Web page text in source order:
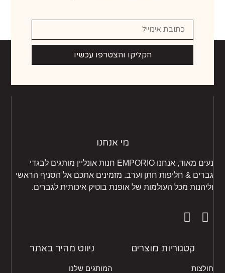
הקליקו והצטרפו עכשיו
מי אנחנו
נעים מאוד, אנחנו EMPORIO חנות אונליין מותגים לבגדי
& חליפות חתן וערב. מזמינים אתכם אל הסניף הראשי
מכל העולמות של אופנת בוטיק איכותית לגברים.
קטגוריות מוצרים ניווט מהיר באתר
המותגים שלנו